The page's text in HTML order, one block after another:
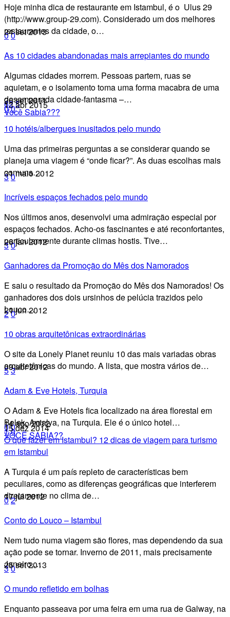
Hoje minha dica de restaurante em Istambul, é o Ulus 29
(http://www.group-29.com). Considerado um dos melhores
restaurantes da cidade, o…
00
24 set 2013
As 10 cidades abandonadas mais arrepiantes do mundo
Algumas cidades morrem. Pessoas partem, ruas se
aquietam, e o isolamento toma uma forma macabra de uma
desamparada cidade-fantasma –…
625
26 set 2011
Você Sabia???
00
13 abr 2015
10 hotéis/albergues inusitados pelo mundo
Uma das primeiras perguntas a se considerar quando se
planeja uma viagem é “onde ficar?”. As duas escolhas mais
comuns…
30
31 maio 2012
Incríveis espaços fechados pelo mundo
Nos últimos anos, desenvolvi uma admiração especial por
espaços fechados. Acho-os fascinantes e até reconfortantes,
particularmente durante climas hostis. Tive…
30
26 jan 2012
Ganhadores da Promoção do Mês dos Namorados
E saiu o resultado da Promoção do Mês dos Namorados! Os
ganhadores dos dois ursinhos de pelúcia trazidos pelo
Louco…
20
21 jun 2012
10 obras arquitetônicas extraordinárias
O site da Lonely Planet reuniu 10 das mais variadas obras
arquitetônicas do mundo. A lista, que mostra vários de…
53
09 abr 2012
Adam & Eve Hotels, Turquia
O Adam & Eve Hotels fica localizado na área florestal em
Belek, Antalya, na Turquia. Ele é o único hotel…
00
14 ago 2012
VOCÊ SABIA??
10
15 dez 2014
O que fazer em Istambul? 12 dicas de viagem para turismo
em Istambul
A Turquia é um país repleto de características bem
peculiares, como as diferenças geográficas que interferem
diretamente no clima de…
0 2
17 jul 2012
Conto do Louco – Istambul
Nem tudo numa viagem são flores, mas dependendo da sua
ação pode se tornar. Inverno de 2011, mais precisamente
Janeiro,…
30
25 set 2013
O mundo refletido em bolhas
Enquanto passeava por uma feira em uma rua de Galway, na